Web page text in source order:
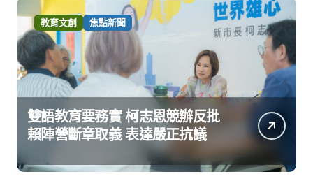
教育文創 焦點新聞
雙語教育要務實 柯志恩競辦反批
賴陣營斷章取義 表達嚴正抗議